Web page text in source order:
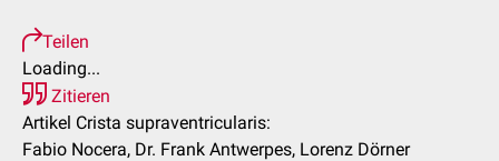
Teilen
Loading...
Zitieren
Artikel Crista supraventricularis:
Fabio Nocera, Dr. Frank Antwerpes, Lorenz Dörner